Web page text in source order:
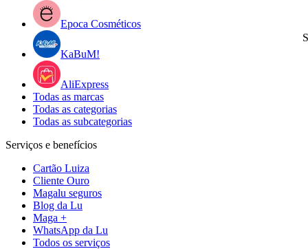
Epoca Cosméticos
KaBuM!
AliExpress
Todas as marcas
Todas as categorias
Todas as subcategorias
Serviços e benefícios
Cartão Luiza
Cliente Ouro
Magalu seguros
Blog da Lu
Maga +
WhatsApp da Lu
Todos os serviços